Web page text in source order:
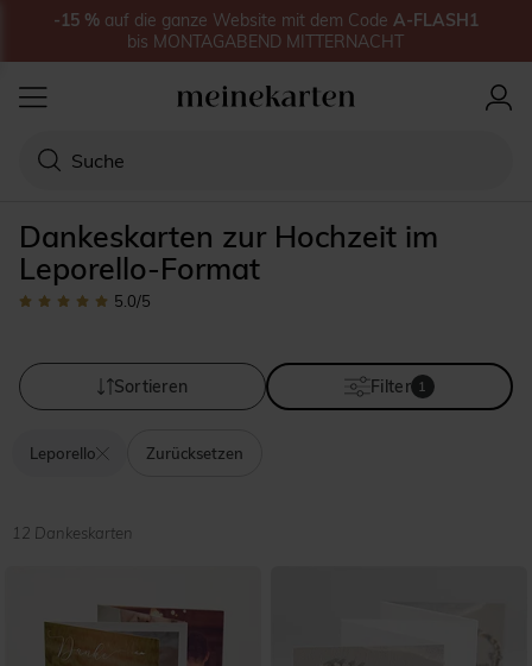
Dankeskarten zur Hochzeit im
Leporello-Format
5.0/5
Sortieren Filter 1
Leporello Zurücksetzen
12 Dankeskarten
-15 % auf die ganze Website mit dem Code A-FLASH1
bis MONTAGABEND MITTERNACHT